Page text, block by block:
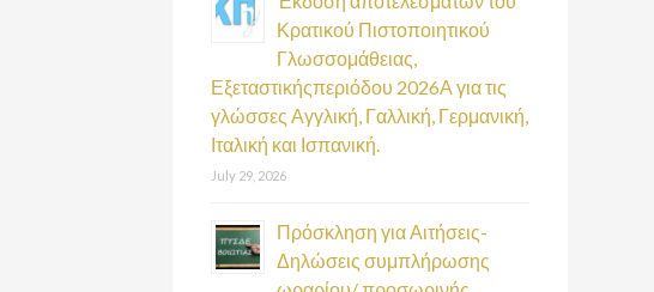
Κρατικού Πιστοποιητικού
Γλωσσομάθειας,
Εξεταστικήςπεριόδου 2026Α για τις
γλώσσες Αγγλική, Γαλλική, Γερμανική,
Ιταλική και Ισπανική.
July 29, 2026
Πρόσκληση για Αιτήσεις-
Δηλώσεις συμπλήρωσης